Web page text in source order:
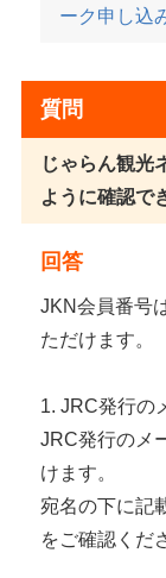
ーク申し込
質問
じゃらん観光
ように確認で
回答
JKN会員番号
ただけます。
1. JRC発行の
JRC発行のメ
けます。
宛名の下に記
をご確認くだ